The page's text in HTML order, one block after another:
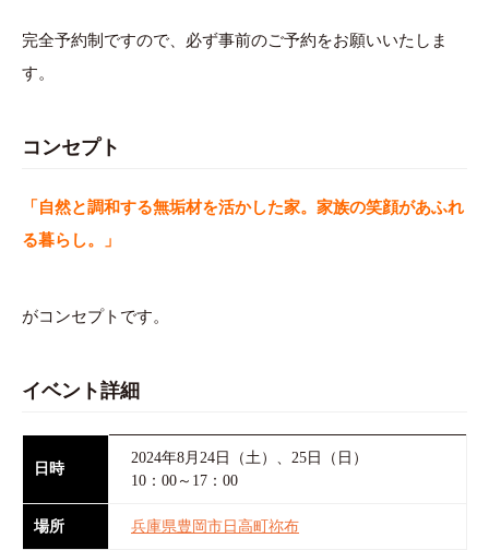
完全予約制ですので、必ず事前のご予約をお願いいたしま
す。
コンセプト
「自然と調和する無垢材を活かした家。家族の笑顔があふれ
る暮らし。」
がコンセプトです。
イベント詳細
日時
2024年8月24日（土）、25日（日）
10：00～17：00
場所 兵庫県豊岡市日高町祢布